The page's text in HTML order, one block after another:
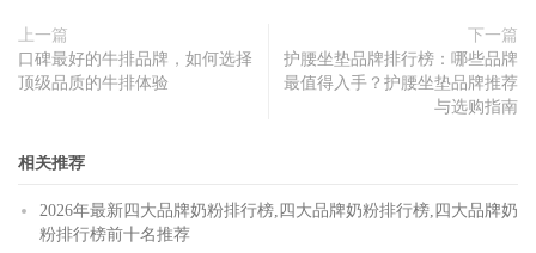
上一篇
口碑最好的牛排品牌，如何选择
顶级品质的牛排体验
下一篇
护腰坐垫品牌排行榜：哪些品牌
最值得入手？护腰坐垫品牌推荐
与选购指南
相关推荐
2026年最新四大品牌奶粉排行榜,四大品牌奶粉排行榜,四大品牌奶
粉排行榜前十名推荐